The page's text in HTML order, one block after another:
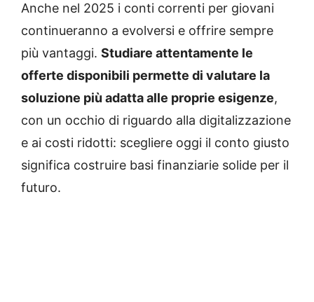
Anche nel 2025 i conti correnti per giovani
continueranno a evolversi e offrire sempre
più vantaggi. Studiare attentamente le
offerte disponibili permette di valutare la
soluzione più adatta alle proprie esigenze,
con un occhio di riguardo alla digitalizzazione
e ai costi ridotti: scegliere oggi il conto giusto
significa costruire basi finanziarie solide per il
futuro.